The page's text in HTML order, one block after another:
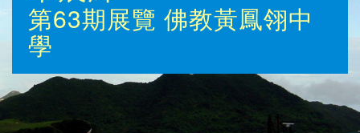
第63期展覽 佛教黃鳳翎中
學